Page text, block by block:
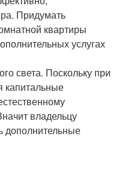
Придумать
квартиры
услугах
света. Поскольку при
капитальные
владельцу
дополнительные